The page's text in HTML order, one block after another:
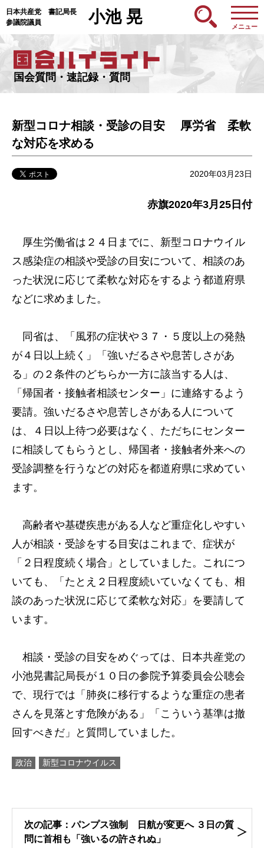
日本共産党 書記局長
参議院議員
小池 晃
メニュー
国会質問・速記録・質問
新型コロナ相談・受診の目安 厚労省 柔軟
な対応を求める
2020年03月23日
赤旗2020年3月25日付
厚生労働省は２４日までに、新型コロナウイル
ス感染症の相談や受診の目安について、相談のあ
った状況に応じて柔軟な対応をするよう都道府県
などに求めました。
同省は、「風邪の症状や３７・５度以上の発熱
が４日以上続く」「強いだるさや息苦しさがあ
る」の２条件のどちらか一方に該当する人は、
「帰国者・接触者相談センター」に連絡するよう
要請。強いだるさや息苦しさがある人について
は、４日以上待つ必要はなく、ただちにセンター
に相談してもらうとし、帰国者・接触者外来への
受診調整を行うなどの対応を都道府県に求めてい
ます。
高齢者や基礎疾患がある人など重症化しやすい
人が相談・受診をする目安はこれまで、症状が
「２日程度続く場合」としていました。これにつ
いても、「たとえ２日程度続いていなくても、相
談のあった状況に応じて柔軟な対応」を要請して
います。
相談・受診の目安をめぐっては、日本共産党の
小池晃書記局長が１０日の参院予算委員会公聴会
で、現行では「肺炎に移行するような重症の患者
さんを見落とす危険がある」「こういう基準は撤
回すべきだ」と質問していました。
政治 新型コロナウイルス
次の記事：パンプス強制 日航が変更へ ３日の質
問に首相も「強いるの許されぬ」